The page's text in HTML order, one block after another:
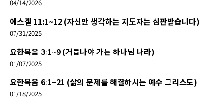
04/14/2026
에스겔 11:1~12 (자신만 생각하는 지도자는 심판받습니다)
07/31/2025
요한복음 3:1~9 (거듭나야 가는 하나님 나라)
01/07/2025
요한복음 6:1~21 (삶의 문제를 해결하시는 예수 그리스도)
01/18/2025